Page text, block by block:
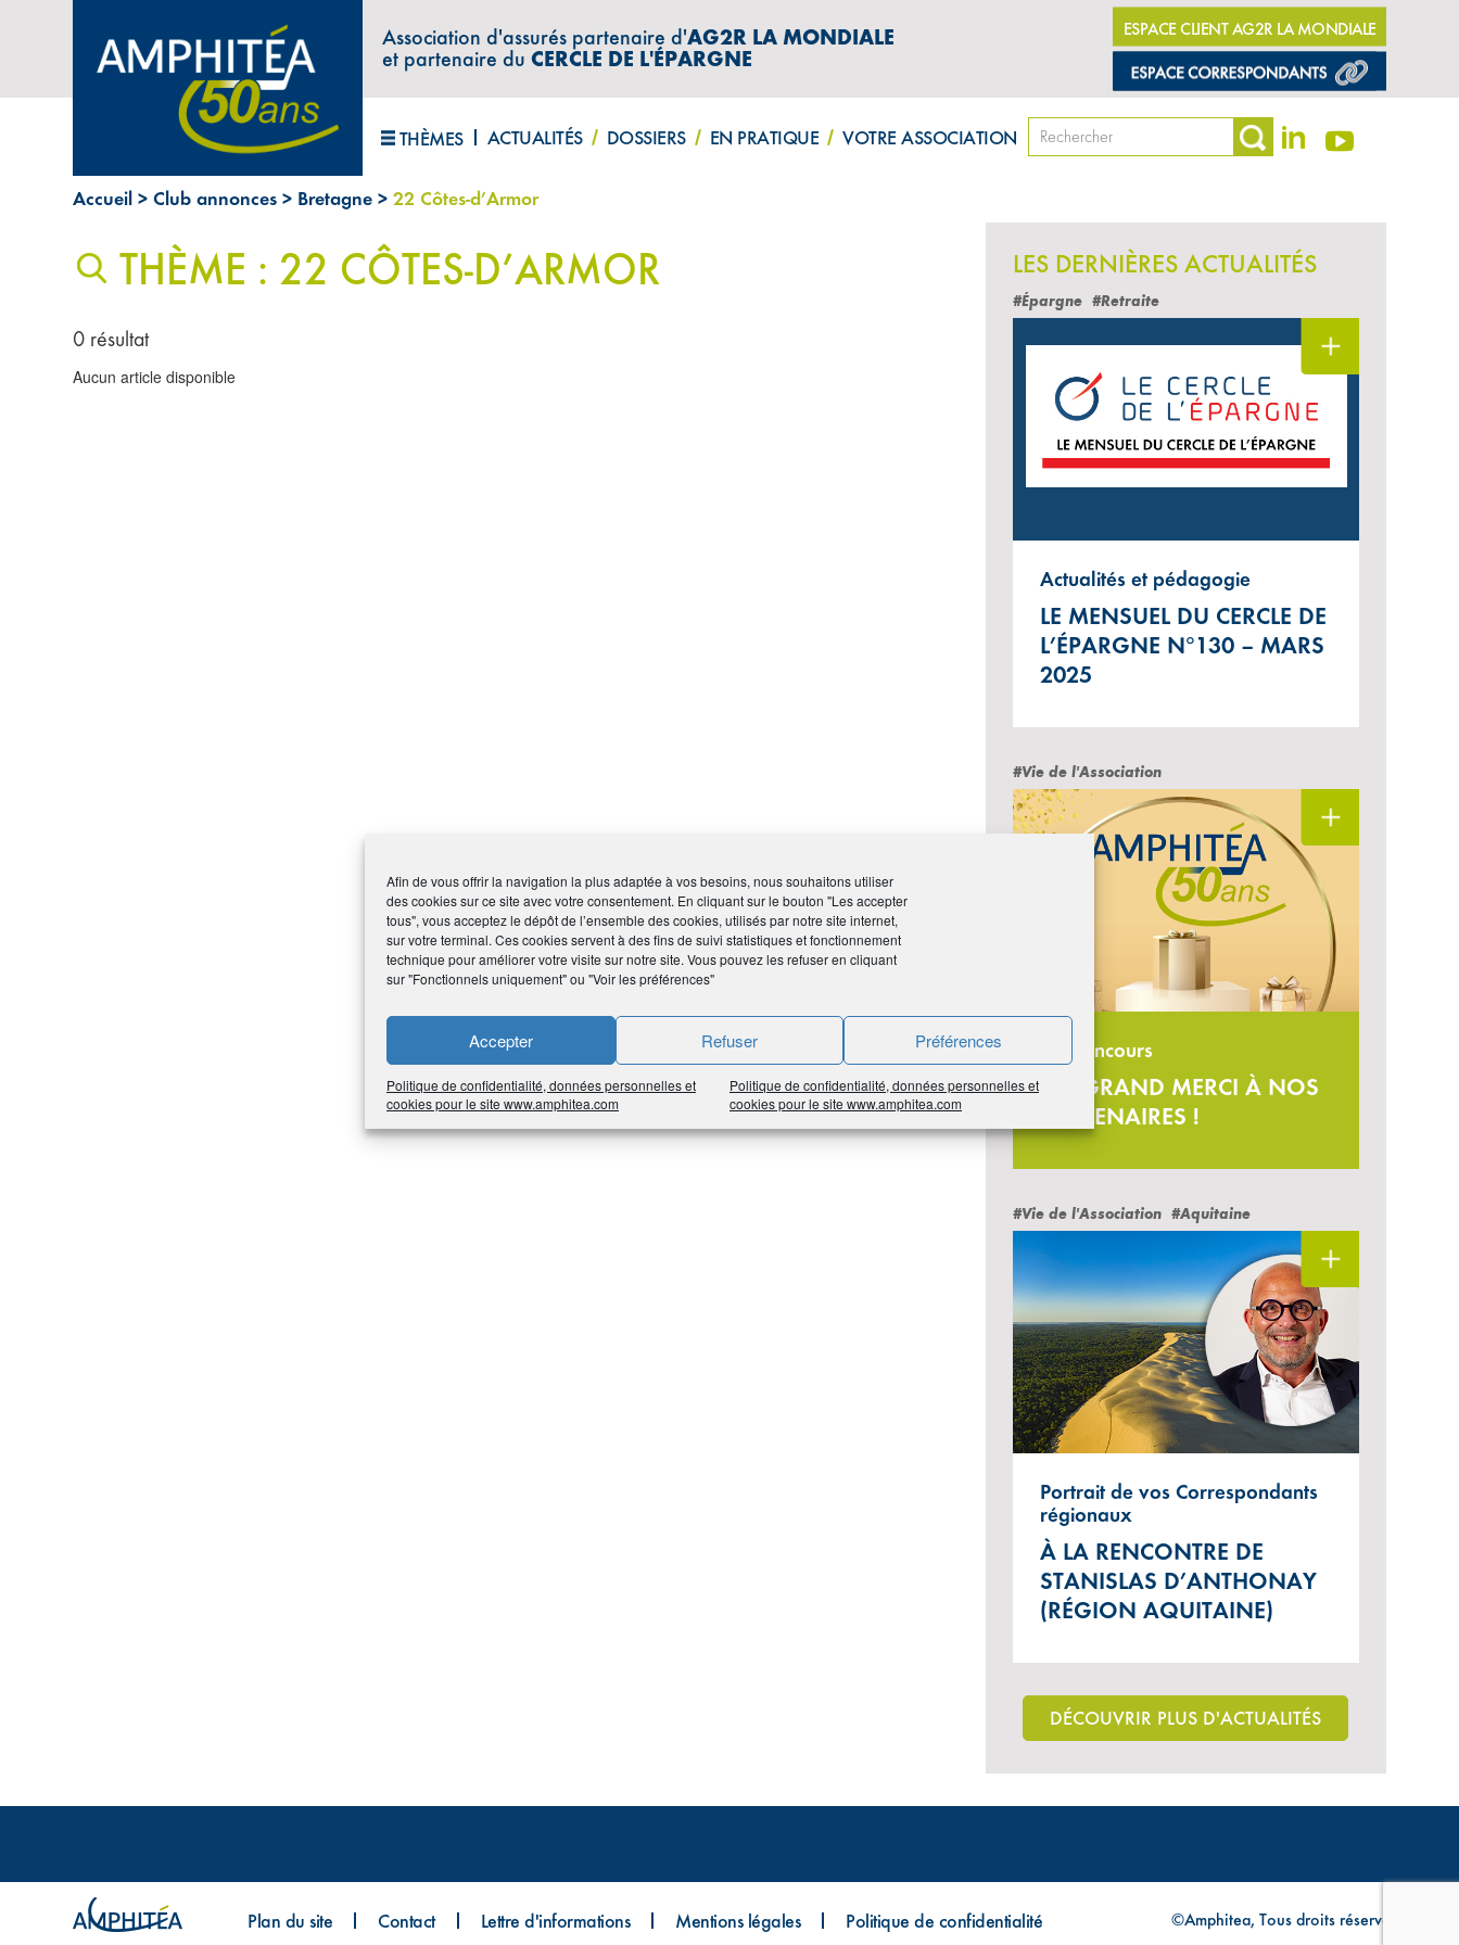
Afin de vous offrir la navigation la plus adaptée à vos besoins, nous souhaitons utiliser
des cookies sur ce site avec votre consentement. En cliquant sur le bouton "Les accepter
tous", vous acceptez le dépôt de l’ensemble des cookies, utilisés par notre site internet,
sur votre terminal. Ces cookies servent à des fins de suivi statistiques et fonctionnement
technique pour améliorer votre visite sur notre site. Vous pouvez les refuser en cliquant
sur "Fonctionnels uniquement" ou "Voir les préférences"
Accepter Refuser Préférences
Politique de confidentialité, données personnelles et
cookies pour le site www.amphitea.com
Politique de confidentialité, données personnelles et
cookies pour le site www.amphitea.com
Association d'assurés partenaire d'AG2R LA MONDIALE
et partenaire duCERCLE DE L'ÉPARGNE
ESPACE CLIENT AG2R LA MONDIALE
THÈMES ACTUALITÉS DOSSIERS EN PRATIQUE VOTRE ASSOCIATION
Accueil > Club annonces > Bretagne > 22 Côtes-d’Armor
THÈME : 22 CÔTES-D’ARMOR
0 résultat
Aucun article disponible
LES DERNIÈRES ACTUALITÉS
#Épargne #Retraite
Actualités et pédagogie
LE MENSUEL DU CERCLE DE
L’ÉPARGNE N°130 – MARS
2025
#Vie de l'Association
Jeu-concours
UN GRAND MERCI À NOS
PARTENAIRES !
#Vie de l'Association #Aquitaine
Portrait de vos Correspondants
régionaux
À LA RENCONTRE DE
STANISLAS D’ANTHONAY
(RÉGION AQUITAINE)
DÉCOUVRIR PLUS D'ACTUALITÉS
Plan du site Contact Lettre d'informations Mentions légales Politique de confidentialité ©Amphitea, Tous droits réservés